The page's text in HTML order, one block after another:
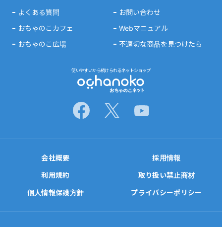
使いやすいから続けられるネットショップ
よくある質問
お問い合わせ
おちゃのこカフェ
Webマニュアル
おちゃのこ広場
不適切な商品を見つけたら
会社概要 採用情報
利用規約 取り扱い禁止商材
個人情報保護方針 プライバシーポリシー